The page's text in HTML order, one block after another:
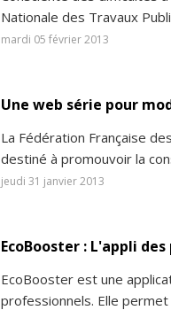
Nationale des Travaux
mardi 05 février 2013
Une web série pour
La Fédération Française
destiné à promouvoir la
jeudi 31 janvier 2013
EcoBooster : L'appli
EcoBooster est une
professionnels. Elle